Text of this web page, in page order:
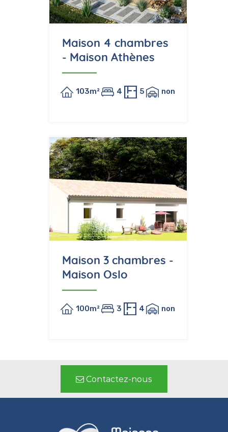
Maison 4 chambres
- Maison Athènes
103m² 4 5 non
Maison 3 chambres -
Maison Oslo
100m² 3 4 non
Contactez-nous